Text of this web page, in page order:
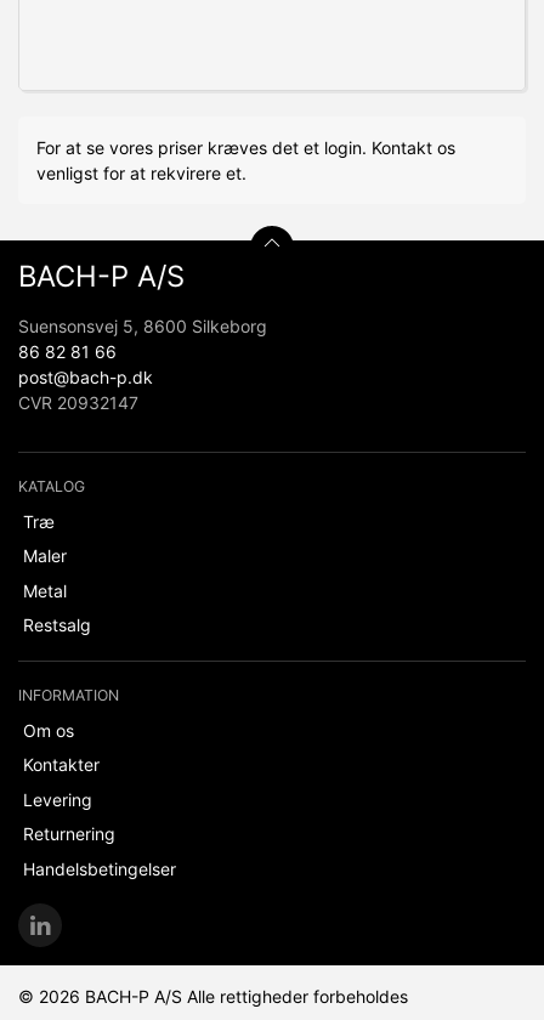
For at se vores priser kræves det et login. Kontakt os
venligst for at rekvirere et.
BACH-P A/S
Suensonsvej 5, 8600 Silkeborg
86 82 81 66
post@bach-p.dk
CVR 20932147
KATALOG
Træ
Maler
Metal
Restsalg
INFORMATION
Om os
Kontakter
Levering
Returnering
Handelsbetingelser
© 2026 BACH-P A/S Alle rettigheder forbeholdes